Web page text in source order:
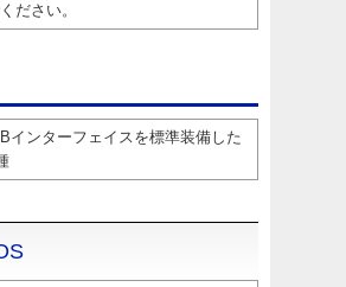
ださい。
インターフェイスを標準装備した